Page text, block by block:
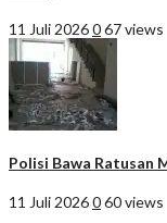
11 Juli 2026067 views
Polisi Bawa Ratusan
11 Juli 2026060 views